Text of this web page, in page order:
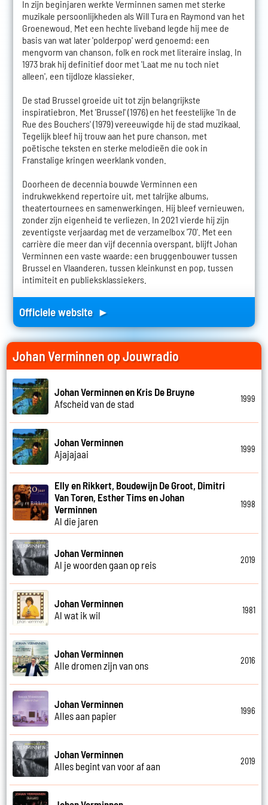
In zijn beginjaren werkte Verminnen samen met sterke
muzikale persoonlijkheden als Will Tura en Raymond van het
Groenewoud. Met een hechte liveband legde hij mee de
basis van wat later 'polderpop' werd genoemd: een
mengvorm van chanson, folk en rock met literaire inslag. In
1973 brak hij definitief door met 'Laat me nu toch niet
alleen', een tijdloze klassieker.
De stad Brussel groeide uit tot zijn belangrijkste
inspiratiebron. Met 'Brussel' (1976) en het feestelijke 'In de
Rue des Bouchers' (1979) vereeuwigde hij de stad muzikaal.
Tegelijk bleef hij trouw aan het pure chanson, met
poëtische teksten en sterke melodieën die ook in
Franstalige kringen weerklank vonden.
Doorheen de decennia bouwde Verminnen een
indrukwekkend repertoire uit, met talrijke albums,
theatertournees en samenwerkingen. Hij bleef vernieuwen,
zonder zijn eigenheid te verliezen. In 2021 vierde hij zijn
zeventigste verjaardag met de verzamelbox '70'. Met een
carrière die meer dan vijf decennia overspant, blijft Johan
Verminnen een vaste waarde: een bruggenbouwer tussen
Brussel en Vlaanderen, tussen kleinkunst en pop, tussen
intimiteit en publieksklassiekers.
Officiele website ►
Johan Verminnen op Jouwradio
Johan Verminnen en Kris De Bruyne
Afscheid van de stad
1999
Johan Verminnen
Ajajajaai
1999
Elly en Rikkert, Boudewijn De Groot, Dimitri
Van Toren, Esther Tims en Johan
Verminnen
Al die jaren
1998
Johan Verminnen
Al je woorden gaan op reis
2019
Johan Verminnen
Al wat ik wil
1981
Johan Verminnen
Alle dromen zijn van ons
2016
Johan Verminnen
Alles aan papier
1996
Johan Verminnen
Alles begint van voor af aan
2019